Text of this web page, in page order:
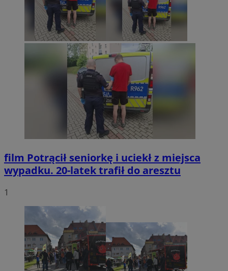
film Potrącił seniorkę i uciekł z miejsca
wypadku. 20-latek trafił do aresztu
1